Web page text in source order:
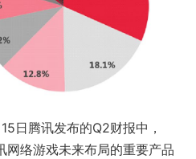
日腾讯发布的Q2财报中，
网络游戏未来布局的重要产品